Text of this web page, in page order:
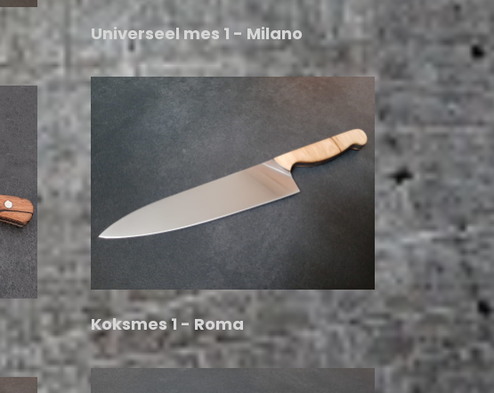
Universeel mes 1 - Milano
Koksmes 1 - Roma